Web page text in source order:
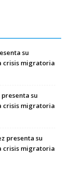
su
crisis migratoria
presenta su
crisis migratoria
presenta su
crisis migratoria